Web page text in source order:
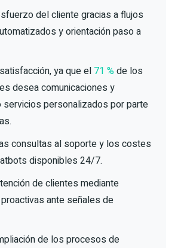
del cliente gracias a flujos
y orientación paso a
ya que el 71 %de los
desea comunicaciones y
personalizados por parte
consultas al soporte y los costes
disponibles 24/7.
de clientes mediante
ante señales de
de los procesos de